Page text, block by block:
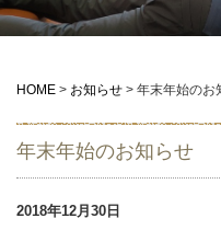
HOME > お知らせ > 年末年始のお
年末年始のお知らせ
2018年12月30日